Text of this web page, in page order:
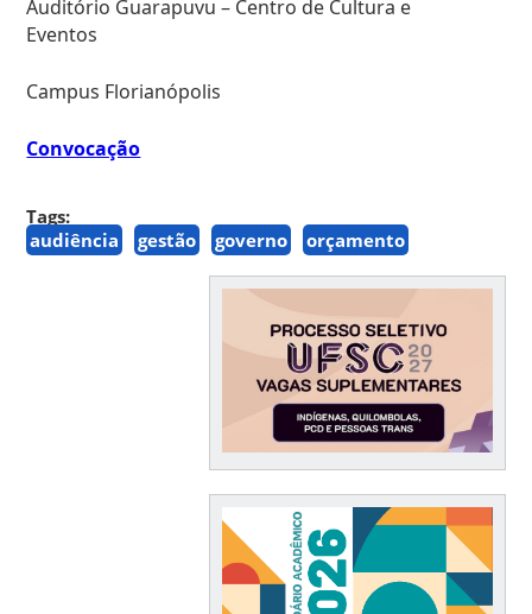
Auditório Guarapuvu – Centro de Cultura e
Eventos
Campus Florianópolis
Convocação
Tags:
audiência
gestão governo orçamento